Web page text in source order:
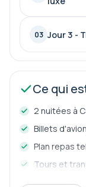
03 Jour 3 -
Ce qui
2 nuitées à
Billets
Plan repas
Tours et